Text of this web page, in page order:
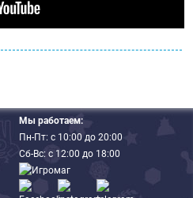
Мы работаем:
Пн-Пт: с 10:00 до 20:00
Сб-Вс: с 12:00 до 18:00